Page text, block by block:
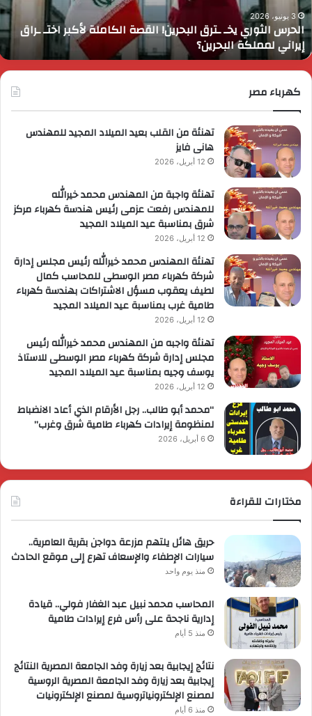
لأكبر
اختـ
ـراق
إيراني
لمملكة
البحرين؟
3 يونيو، 2026
الحرس الثوري يخـ ـترق البحرين! القصة الكاملة لأكبر اختـ ـراق
إيراني لمملكة البحرين؟
كهرباء مصر
تهنئة من القلب بعيد الميلاد المجيد للمهندس
هانى فايز
12 أبريل، 2026
تهنئة واجبة من المهندس محمد خيرالله
للمهندس رفعت عزمى رئيس هندسة كهرباء مركز
شرق بمناسبة عيد الميلاد المجيد
12 أبريل، 2026
تهنئة المهندس محمد خيرالله رئيس مجلس إدارة
شركة كهرباء مصر الوسطى للمحاسب كمال
لطيف يعقوب مسؤل الاشتراكات بهندسة كهرباء
طامية غرب بمناسبة عيد الميلاد المجيد
12 أبريل، 2026
تهنئة واجبه من المهندس محمد خيرالله رئيس
مجلس إدارة شركة كهرباء مصر الوسطى للاستاذ
يوسف وجيه بمناسبة عيد الميلاد المجيد
12 أبريل، 2026
“محمد أبو طالب.. رجل الأرقام الذي أعاد الانضباط
لمنظومة إيرادات كهرباء طامية شرق وغرب”
6 أبريل، 2026
مختارات للقراءة
حريق هائل يلتهم مزرعة دواجن بقرية العامرية..
سيارات الإطفاء والإسعاف تهرع إلى موقع الحادث
منذ يوم واحد
المحاسب محمد نبيل عبد الغفار فولي.. قيادة
إدارية ناجحة على رأس فرع إيرادات طامية
منذ 5 أيام
نتائج إيجابية بعد زيارة وفد الجامعة المصرية النتائج
إيجابية بعد زيارة وفد الجامعة المصرية الروسية
لمصنع الإلكترونياتروسية لمصنع الإلكترونيات
منذ 6 أيام